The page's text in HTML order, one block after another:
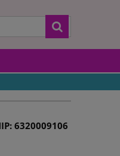
6320009106